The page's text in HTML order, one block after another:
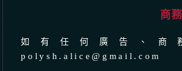
商
如有任何廣告、商
polysh.alice@gmail.com